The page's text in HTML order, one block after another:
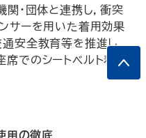
関・団体と連携し，衝突
サーを用いた着用効果
安全教育等を推進し，
でのシートベルト着用
用の徹底